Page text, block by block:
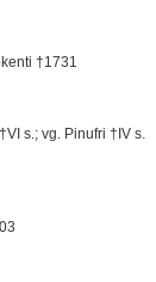
†1731
s.; vg. Pinufri †IV s.